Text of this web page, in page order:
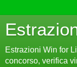
Estrazioni Win for
concorso, verifica